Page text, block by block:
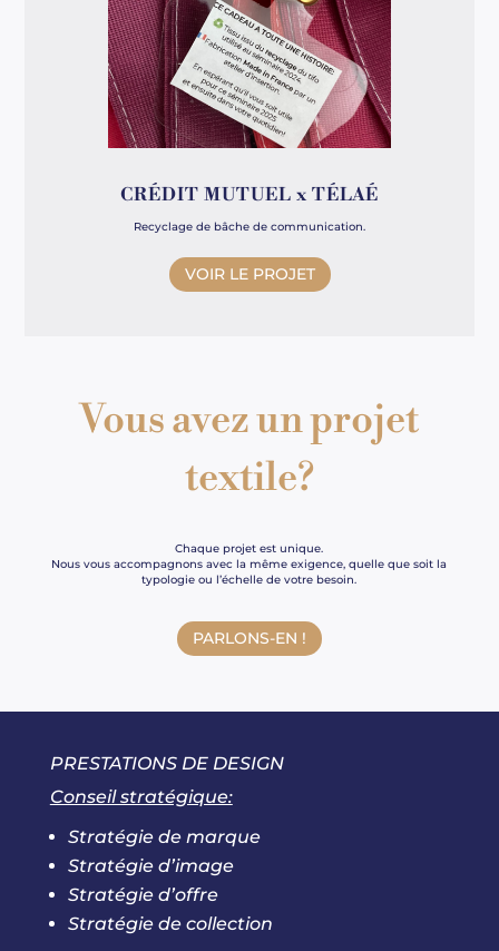
CRÉDIT MUTUEL x TÉLAÉ
Recyclage de bâche de communication.
VOIR LE PROJET
Vous avez un projet
textile?
Chaque projet est unique.
Nous vous accompagnons avec la même exigence, quelle que soit la
typologie ou l’échelle de votre besoin.
PARLONS-EN !
PRESTATIONS DE DESIGN
Conseil stratégique:
Stratégie de marque
Stratégie d’image
Stratégie d’offre
Stratégie de collection